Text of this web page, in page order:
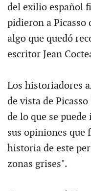
del exilio español
pidieron a Picasso
algo que quedó
escritor Jean
Los historiadores
de vista de
de lo que se
sus opiniones que
historia de este
zonas grises".